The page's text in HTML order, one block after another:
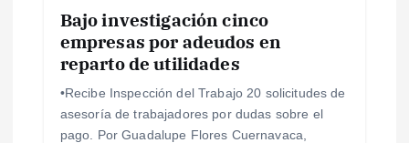
Bajo investigación cinco
empresas por adeudos en
reparto de utilidades
•Recibe Inspección del Trabajo 20 solicitudes de
asesoría de trabajadores por dudas sobre el
pago. Por Guadalupe Flores Cuernavaca,